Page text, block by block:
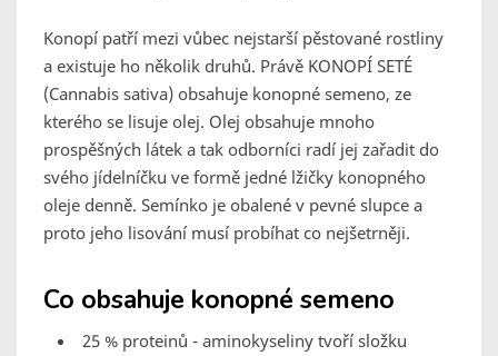
Konopí patří mezi vůbec nejstarší pěstované rostliny
a existuje ho několik druhů. Právě KONOPÍ SETÉ
(Cannabis sativa) obsahuje konopné semeno, ze
kterého se lisuje olej. Olej obsahuje mnoho
prospěšných látek a tak odborníci radí jej zařadit do
svého jídelníčku ve formě jedné lžičky konopného
oleje denně. Semínko je obalené v pevné slupce a
proto jeho lisování musí probíhat co nejšetrněji.
Co obsahuje konopné semeno
25 % proteinů - aminokyseliny tvoří složku